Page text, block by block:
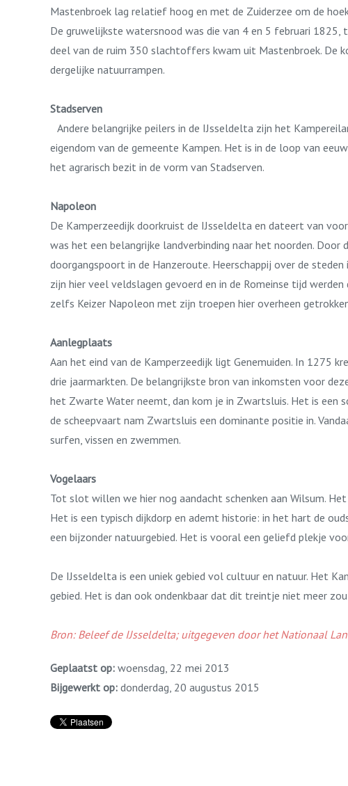
Mastenbroek lag relatief hoog en met de Zuiderzee om de
De gruwelijkste watersnood was die van 4 en 5 februari
deel van de ruim 350 slachtoffers kwam uit Mastenbroek. De
dergelijke natuurrampen.
Stadserven
Andere belangrijke peilers in de IJsseldelta zijn het
eigendom van de gemeente Kampen. Het is in de loop van
het agrarisch bezit in de vorm van Stadserven.
Napoleon
De Kamperzeedijk doorkruist de IJsseldelta en dateert van
was het een belangrijke landverbinding naar het noorden.
doorgangspoort in de Hanzeroute. Heerschappij over de
zijn hier veel veldslagen gevoerd en in de Romeinse tijd
zelfs Keizer Napoleon met zijn troepen hier overheen
Aanlegplaats
Aan het eind van de Kamperzeedijk ligt Genemuiden. In 1275
drie jaarmarkten. De belangrijkste bron van inkomsten voor
het Zwarte Water neemt, dan kom je in Zwartsluis. Het is een
de scheepvaart nam Zwartsluis een dominante positie in.
surfen, vissen en zwemmen.
Vogelaars
Tot slot willen we hier nog aandacht schenken aan Wilsum.
Het is een typisch dijkdorp en ademt historie: in het hart de
een bijzonder natuurgebied. Het is vooral een geliefd plekje
De IJsseldelta is een uniek gebied vol cultuur en natuur. Het
gebied. Het is dan ook ondenkbaar dat dit treintje niet meer
Bron: Beleef de IJsseldelta; uitgegeven door het Nationaal
Geplaatst op: woensdag, 22 mei 2013
Bijgewerkt op: donderdag, 20 augustus 2015